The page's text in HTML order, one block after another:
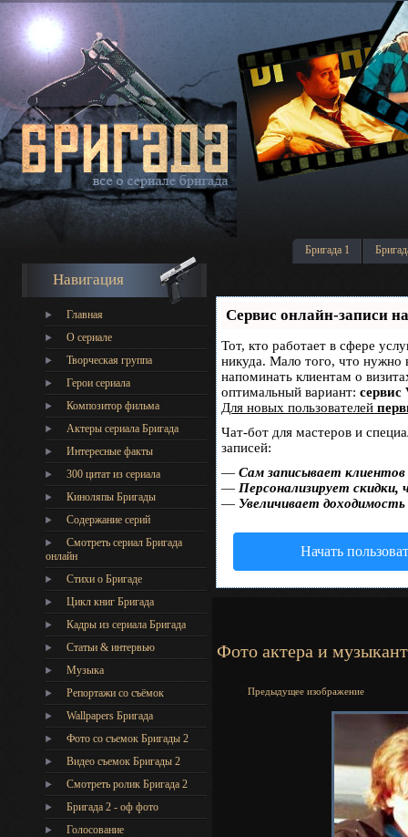
Бригада 1
Навигация
Главная
О сериале
Творческая группа
Герои сериала
Композитор фильма
Актеры сериала Бригада
Интересные факты
300 цитат из сериала
Киноляпы Бригады
Содержание серий
Смотреть сериал Бригада
онлайн
Стихи о Бригаде
Цикл книг Бригада
Кадры из сериала Бригада
Статьи & интервью
Музыка
Репортажи со съёмок
Wallpapers Бригада
Фото со съемок Бригады 2
Видео съемок Бригады 2
Cмотреть ролик Бригада 2
Бригада 2 - оф фото
Голосование
Сервис онлайн-записи
Тот, кто работает в сфере
никуда. Мало того, что нужно
напоминать клиентам о
оптимальный вариант: сервис
Для новых пользователей
Чат-бот для мастеров и
записей:
— Сам записывает
— Персонализирует скидки,
— Увеличивает
Начать
Фото актера и
Предыдущее изображение